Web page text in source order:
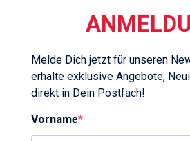
Melde Dich jetzt für unseren
erhalte exklusive Angebote,
direkt in Dein Postfach!
Vorname